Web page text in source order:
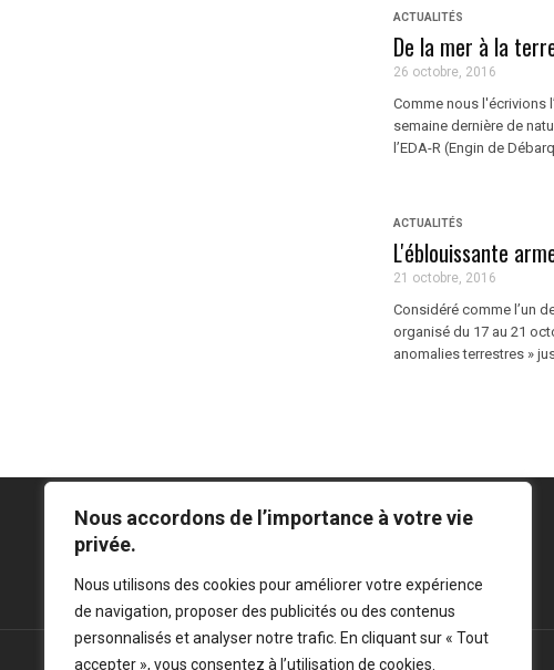
Nous accordons de l’importance à votre vie
privée.
Nous utilisons des cookies pour améliorer votre expérience
de navigation, proposer des publicités ou des contenus
personnalisés et analyser notre trafic. En cliquant sur « Tout
accepter », vous consentez à l’utilisation de cookies.
ACTUALITÉS
De la mer à la
26 octobre, 2016
Comme nous l'écrivions
semaine dernière de
l’EDA-R (Engin de
ACTUALITÉS
L'éblouissante
21 octobre, 2016
Considéré comme l’un
organisé du 17 au 21
anomalies terrestres »
Mentions légales -Politique de confidentialité